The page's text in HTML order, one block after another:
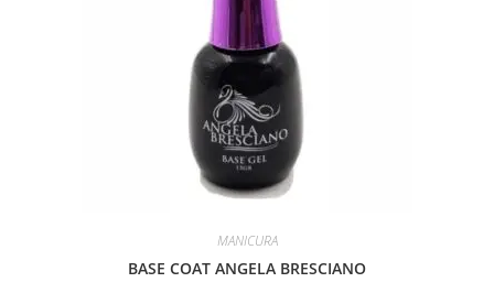
MANICURA
BASE COAT ANGELA BRESCIANO